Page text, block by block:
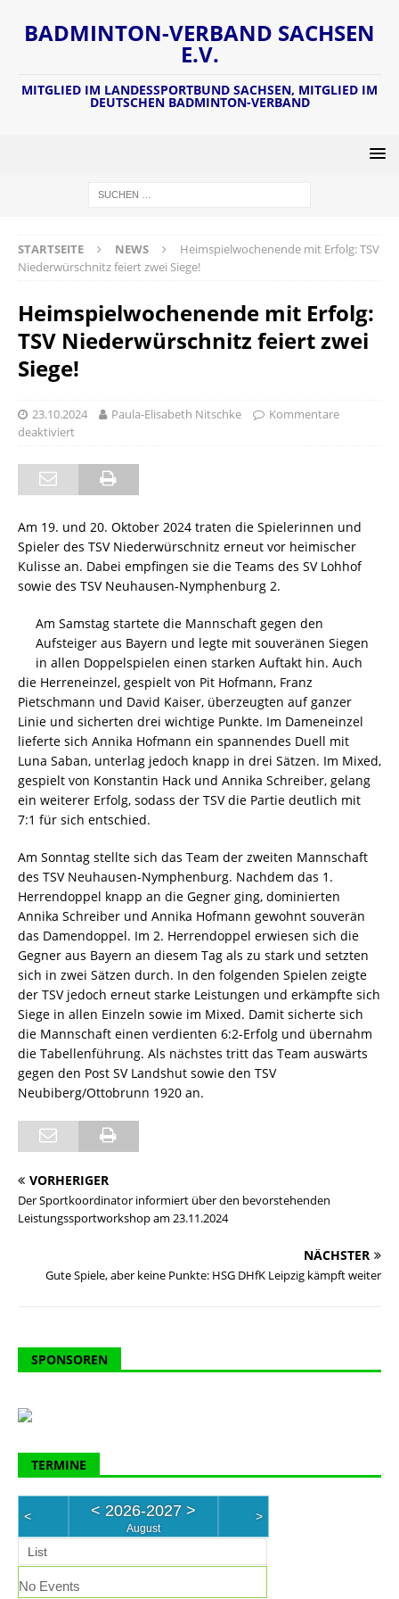
BADMINTON-VERBAND SACHSEN
E.V.
MITGLIED IM LANDESSPORTBUND SACHSEN, MITGLIED IM
DEUTSCHEN BADMINTON-VERBAND
STARTSEITE NEWS
Heimspielwochenende mit Erfolg: TSV
Niederwürschnitz feiert zwei Siege!
Heimspielwochenende mit Erfolg:
TSV Niederwürschnitz feiert zwei
Siege!
23.10.2024 Paula-Elisabeth Nitschke
Kommentare
deaktiviert
Am 19. und 20. Oktober 2024 traten die Spielerinnen und
Spieler des TSV Niederwürschnitz erneut vor heimischer
Kulisse an. Dabei empfingen sie die Teams des SV Lohhof
sowie des TSV Neuhausen-Nymphenburg 2.
Am Samstag startete die Mannschaft gegen den
Aufsteiger aus Bayern und legte mit souveränen Siegen
in allen Doppelspielen einen starken Auftakt hin. Auch
die Herreneinzel, gespielt von Pit Hofmann, Franz
Pietschmann und David Kaiser, überzeugten auf ganzer
Linie und sicherten drei wichtige Punkte. Im Dameneinzel
lieferte sich Annika Hofmann ein spannendes Duell mit
Luna Saban, unterlag jedoch knapp in drei Sätzen. Im Mixed,
gespielt von Konstantin Hack und Annika Schreiber, gelang
ein weiterer Erfolg, sodass der TSV die Partie deutlich mit
7:1 für sich entschied.
Am Sonntag stellte sich das Team der zweiten Mannschaft
des TSV Neuhausen-Nymphenburg. Nachdem das 1.
Herrendoppel knapp an die Gegner ging, dominierten
Annika Schreiber und Annika Hofmann gewohnt souverän
das Damendoppel. Im 2. Herrendoppel erwiesen sich die
Gegner aus Bayern an diesem Tag als zu stark und setzten
sich in zwei Sätzen durch. In den folgenden Spielen zeigte
der TSV jedoch erneut starke Leistungen und erkämpfte sich
Siege in allen Einzeln sowie im Mixed. Damit sicherte sich
die Mannschaft einen verdienten 6:2-Erfolg und übernahm
die Tabellenführung. Als nächstes tritt das Team auswärts
gegen den Post SV Landshut sowie den TSV
Neubiberg/Ottobrunn 1920 an.
VORHERIGER
Der Sportkoordinator informiert über den bevorstehenden
Leistungssportworkshop am 23.11.2024
NÄCHSTER
Gute Spiele, aber keine Punkte: HSG DHfK Leipzig kämpft weiter
SPONSOREN
TERMINE
< < 2026-2027 >
August
>
List
No Events